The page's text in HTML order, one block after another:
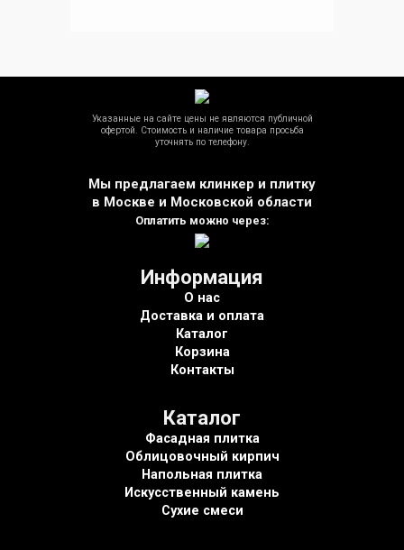
Указанные на сайте цены не являются публичной
офертой. Стоимость и наличие товара просьба
уточнять по телефону.
Мы предлагаем клинкер и плитку
в Москве и Московской области
Оплатить можно через:
Информация
О нас
Доставка и оплата
Каталог
Корзина
Контакты
Каталог
Фасадная плитка
Облицовочный кирпич
Напольная плитка
Искусственный камень
Сухие смеси